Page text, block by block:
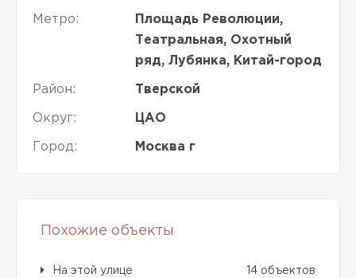
Метро:
Площадь Революции,
Театральная, Охотный
ряд, Лубянка, Китай-город
Район: Тверской
Округ: ЦАО
Город: Москва г
Похожие объекты
На этой улице 14 объектов